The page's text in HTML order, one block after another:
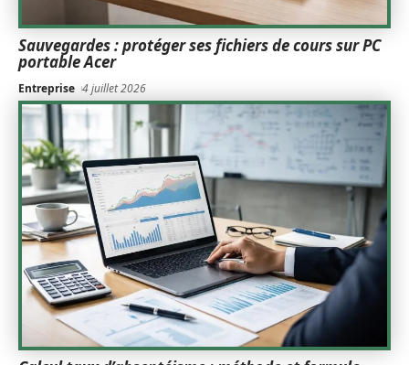
Sauvegardes : protéger ses fichiers de cours sur PC
portable Acer
Entreprise 4 juillet 2026